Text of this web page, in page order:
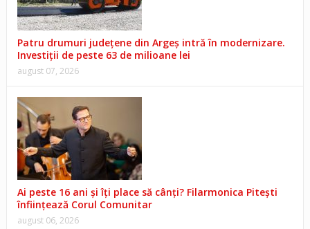
Patru drumuri județene din Argeș intră în modernizare.
Investiții de peste 63 de milioane lei
august 07, 2026
Ai peste 16 ani și îți place să cânți? Filarmonica Pitești
înființează Corul Comunitar
august 06, 2026